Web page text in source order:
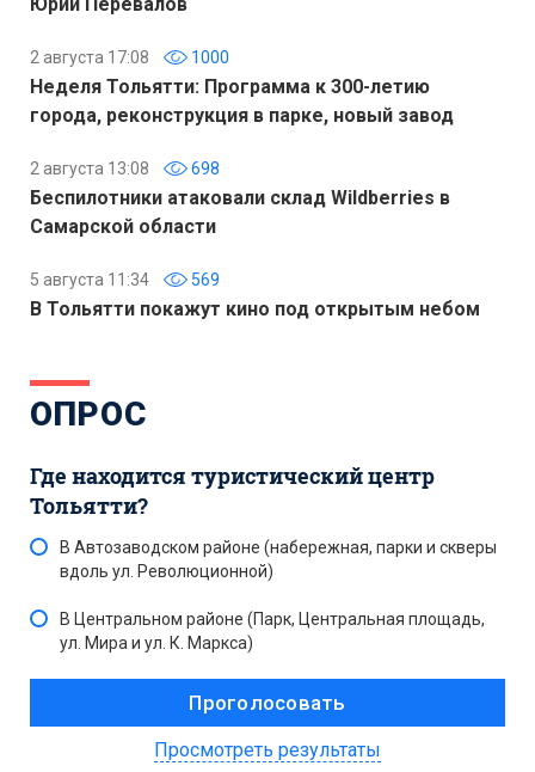
2 августа 17:08 1000
Неделя Тольятти: Программа к 300-летию
города, реконструкция в парке, новый завод
2 августа 13:08 698
Беспилотники атаковали склад Wildberries в
Самарской области
5 августа 11:34 569
В Тольятти покажут кино под открытым небом
ОПРОС
Где находится туристический центр
Тольятти?
В Автозаводском районе (набережная, парки и скверы
вдоль ул. Революционной)
В Центральном районе (Парк, Центральная площадь,
ул. Мира и ул. К. Маркса)
Просмотреть результаты